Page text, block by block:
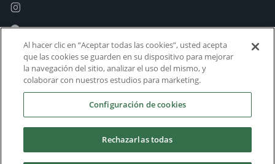
Al hacer clic en “Aceptar todas las cookies”, usted acepta
que las cookies se guarden en su dispositivo para mejorar
la navegación del sitio, analizar el uso del mismo, y
colaborar con nuestros estudios para marketing.
Configuración de cookies
Rechazarlas todas